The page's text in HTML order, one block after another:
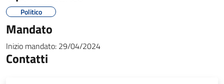
Politico
Mandato
Inizio mandato: 29/04/2024
Contatti